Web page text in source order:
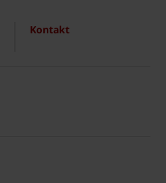
Kontakt